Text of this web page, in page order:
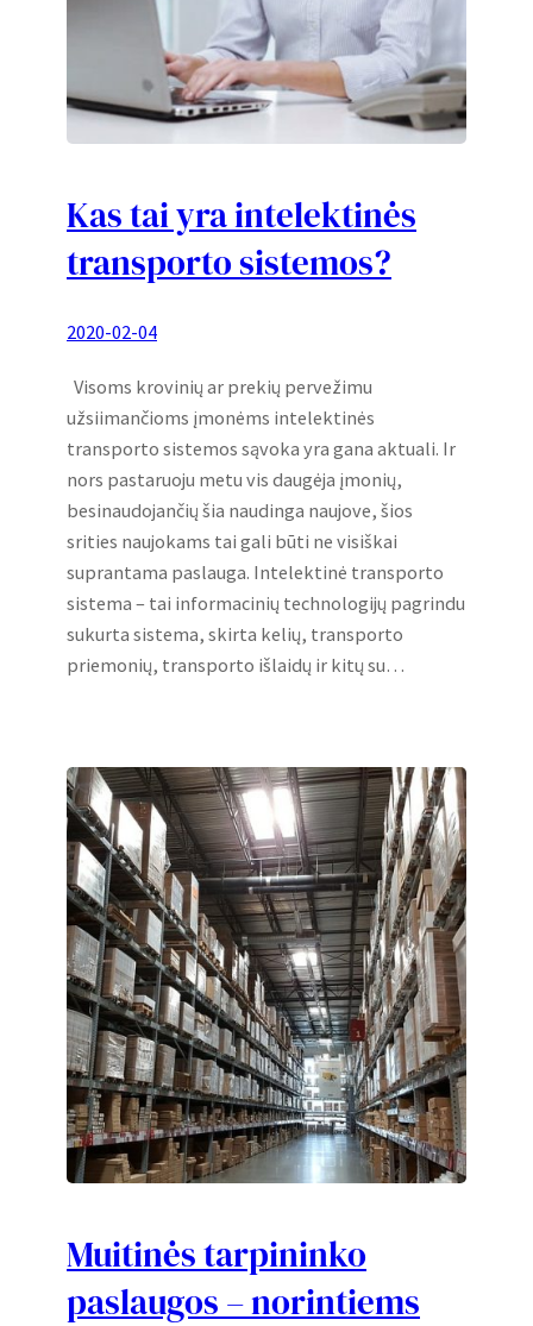
Kas tai yra intelektinės
transporto sistemos?
2020-02-04
Visoms krovinių ar prekių pervežimu
užsiimančioms įmonėms intelektinės
transporto sistemos sąvoka yra gana aktuali. Ir
nors pastaruoju metu vis daugėja įmonių,
besinaudojančių šia naudinga naujove, šios
srities naujokams tai gali būti ne visiškai
suprantama paslauga. Intelektinė transporto
sistema – tai informacinių technologijų pagrindu
sukurta sistema, skirta kelių, transporto
priemonių, transporto išlaidų ir kitų su…
Muitinės tarpininko
paslaugos – norintiems